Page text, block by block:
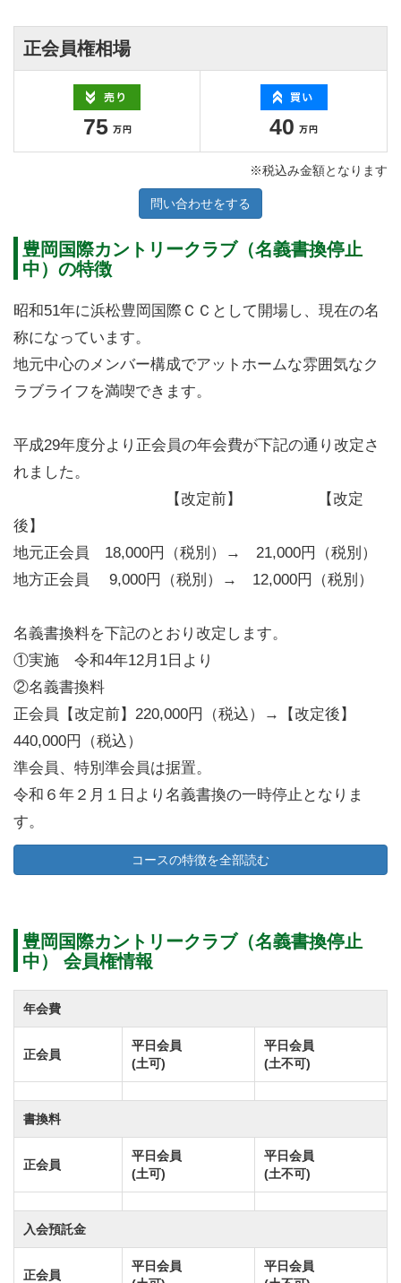
正会員権相場
75 40
※税込み金額となります
問い合わせをする
豊岡国際カントリークラブ（名義書換停止
中）の特徴
昭和51年に浜松豊岡国際ＣＣとして開場し、現在の名
称になっています。
地元中心のメンバー構成でアットホームな雰囲気なク
ラブライフを満喫できます。
平成29年度分より正会員の年会費が下記の通り改定さ
れました。
【改定前】 【改定
後】
地元正会員 18,000円（税別）→ 21,000円（税別）
地方正会員 9,000円（税別）→ 12,000円（税別）
名義書換料を下記のとおり改定します。
①実施 令和4年12月1日より
②名義書換料
正会員【改定前】220,000円（税込）→【改定後】
440,000円（税込）
準会員、特別準会員は据置。
令和６年２月１日より名義書換の一時停止となりま
す。
コースの特徴を全部読む
豊岡国際カントリークラブ（名義書換停止
中） 会員権情報
年会費
正会員
平日会員
(土可)
平日会員
(土不可)
書換料
正会員
平日会員
(土可)
平日会員
(土不可)
入会預託金
正会員
平日会員
平日会員